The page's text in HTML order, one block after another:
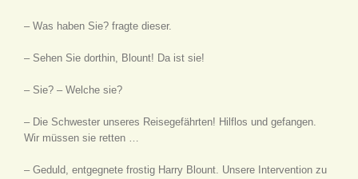
– Was haben Sie? fragte dieser.
– Sehen Sie dorthin, Blount! Da ist sie!
– Sie? – Welche sie?
– Die Schwester unseres Reisegefährten! Hilflos und gefangen.
Wir müssen sie retten …
– Geduld, entgegnete frostig Harry Blount. Unsere Intervention zu